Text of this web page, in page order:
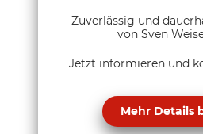
Zuverlässig und
von Sven
Jetzt informieren und
Mehr Details